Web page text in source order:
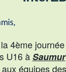
4ème
U16 àSaumur
équipes